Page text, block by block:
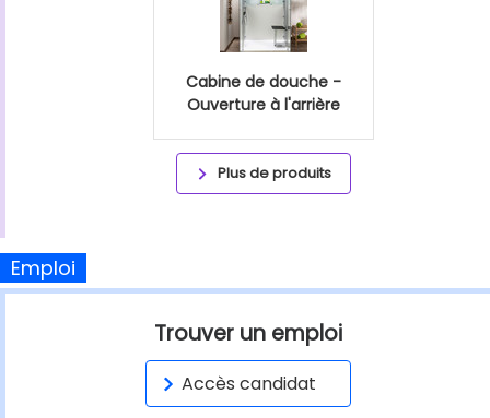
Cabine de douche -
Ouverture à l'arrière
Plus de produits
Emploi
Trouver un emploi
Accès candidat